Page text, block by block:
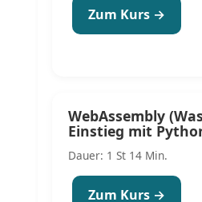
Zum Kurs →
WebAssembly
Einstieg mit
Dauer: 1 St 14 Min.
Zum Kurs →